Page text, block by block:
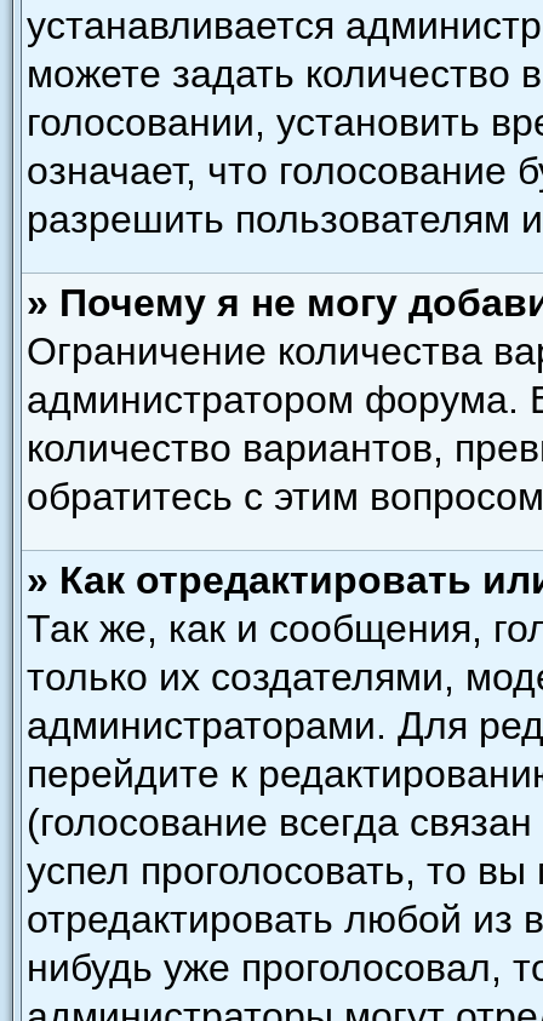
устанавливается
можете задать количество
голосовании, установить
означает, что голосование
разрешить пользователям
» Почему я не могу
Ограничение количества
администратором форума.
количество вариантов,
обратитесь с этим
» Как отредактировать
Так же, как и сообщения,
только их создателями,
администраторами. Для
перейдите к
(голосование всегда
успел проголосовать, то
отредактировать любой из
нибудь уже проголосовал,